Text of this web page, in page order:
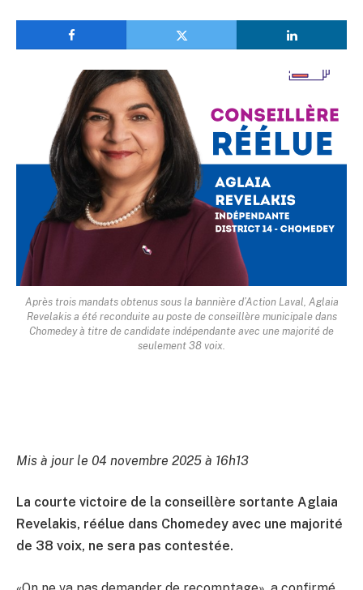
Après trois mandats obtenus sous la bannière d’Action Laval, Aglaia
Revelakis a été reconduite au poste de conseillère municipale dans
Chomedey à titre de candidate indépendante avec une majorité de
seulement 38 voix.
Mis à jour le 04 novembre 2025 à 16h13
La courte victoire de la conseillère sortante Aglaia
Revelakis, réélue dans Chomedey avec une majorité
de 38 voix, ne sera pas contestée.